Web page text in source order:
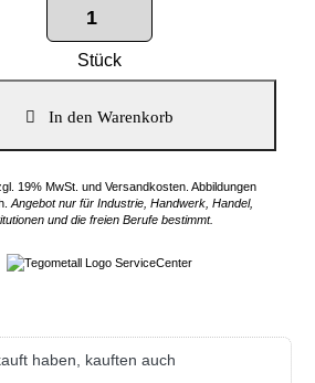
Stück
19% MwSt. und Versandkosten. Abbildungen
Angebot nur für Industrie, Handwerk, Handel,
und die freien Berufe bestimmt.
haben, kauften auch